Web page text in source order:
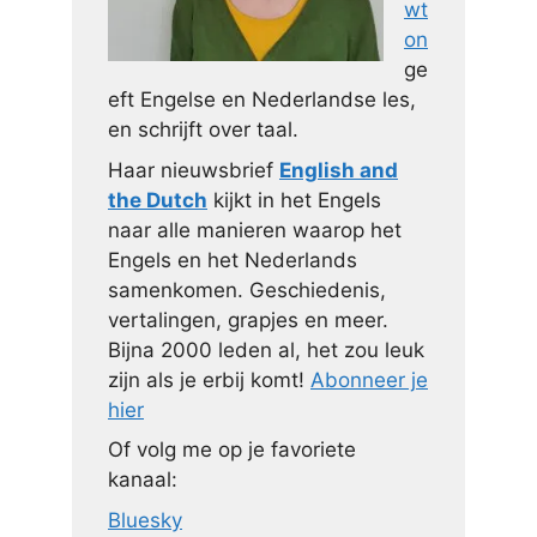
wt
on
ge
eft Engelse en Nederlandse les,
en schrijft over taal.
Haar nieuwsbrief English and
the Dutch kijkt in het Engels
naar alle manieren waarop het
Engels en het Nederlands
samenkomen. Geschiedenis,
vertalingen, grapjes en meer.
Bijna 2000 leden al, het zou leuk
zijn als je erbij komt! Abonneer je
hier
Of volg me op je favoriete
kanaal:
Bluesky